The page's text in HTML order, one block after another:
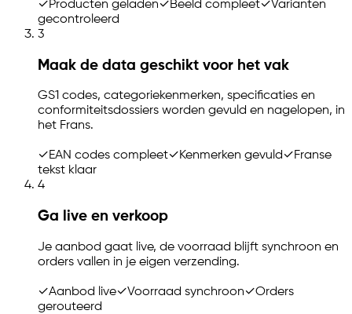
✓Producten geladen✓Beeld compleet✓Varianten
gecontroleerd
3
Maak de data geschikt voor het vak
GS1 codes, categoriekenmerken, specificaties en
conformiteitsdossiers worden gevuld en nagelopen, in
het Frans.
✓EAN codes compleet✓Kenmerken gevuld✓Franse
tekst klaar
4
Ga live en verkoop
Je aanbod gaat live, de voorraad blijft synchroon en
orders vallen in je eigen verzending.
✓Aanbod live✓Voorraad synchroon✓Orders
gerouteerd